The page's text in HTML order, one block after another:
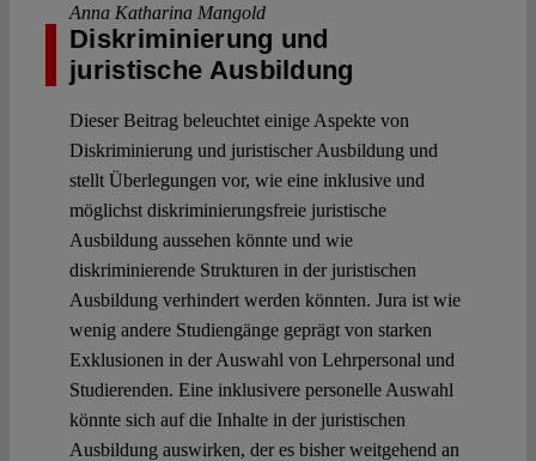
Anna Katharina Mangold
Diskriminierung und
juristische Ausbildung
Dieser Beitrag beleuchtet einige Aspekte von
Diskriminierung und juristischer Ausbildung und
stellt Überlegungen vor, wie eine inklusive und
möglichst diskriminierungsfreie juristische
Ausbildung aussehen könnte und wie
diskriminierende Strukturen in der juristischen
Ausbildung verhindert werden könnten. Jura ist wie
wenig andere Studiengänge geprägt von starken
Exklusionen in der Auswahl von Lehrpersonal und
Studierenden. Eine inklusivere personelle Auswahl
könnte sich auf die Inhalte in der juristischen
Ausbildung auswirken, der es bisher weitgehend an